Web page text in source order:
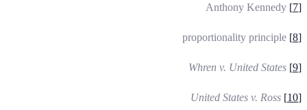
[7]
[8]
[9]
Whren v. United States
[10]
United States v. Ross